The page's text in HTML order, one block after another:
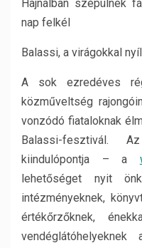
Hajnalban szépülnek
nap felkél
Balassi, a virágokkal
A sok ezredéves
közműveltség
vonzódó fiataloknak
Balassi-fesztivál.
kiindulópontja – a
lehetőséget nyit
intézményeknek,
értékőrzőknek,